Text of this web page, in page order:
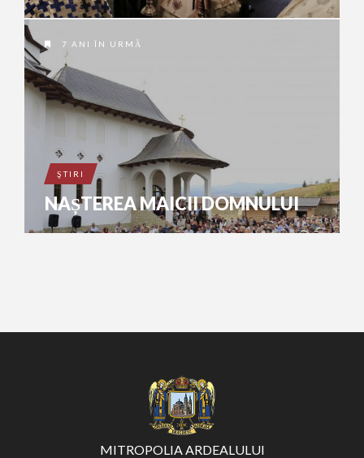
7 ANI ÎN URMĂ
ŞTIRI
NAȘTEREA MAICII DOMNULUI
MITROPOLIA ARDEALULUI